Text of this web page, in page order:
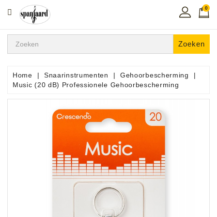
CATEGORIE
Home
In
De
Snaarinstrumenten
0
Zoeken
Home Snaarinstrumenten
Gehoorbescherming
Music (20 dB) Professionele Gehoorbescherming